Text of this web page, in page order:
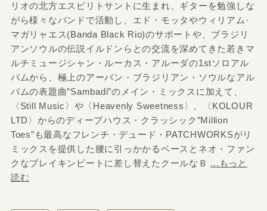
リオの北方エスピリトサントに生まれ、ギターを勉強しな
がら様々なバンドで活動し、エド・モッタやウィリアム·
マガリャエス(Banda Black Rio)のサポートや、ブラジリ
アンソウルの伝説イルドンらとの交流を深めてきた若きマ
ルチミュージシャン・ルーカス・アルーダの1stソロアル
バムから、極上のアーバン・ブラジリアン・ソウルなアル
バムの表題曲”Sambadi”のメイン・ミックスに加えて、
〈Still Music〉や〈Heavenly Sweetness〉、〈KOLOUR
LTD〉からのディープハウス・クラッシック”Million
Toes”も最高なフレンチ・デュード・PATCHWORKSがリ
ミックスを提供した腰に引っかかるベースとネオ・ファン
クなブレイキンビートに差し替えたクールなＢ ...もっと
読む